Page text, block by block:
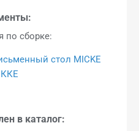
по сборке:
стол MICKE
в каталог: